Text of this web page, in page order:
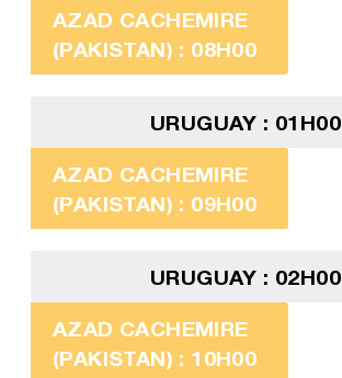
AZAD CACHEMIRE
(PAKISTAN) : 08H00
URUGUAY : 01H00
AZAD CACHEMIRE
(PAKISTAN) : 09H00
URUGUAY : 02H00
AZAD CACHEMIRE
(PAKISTAN) : 10H00